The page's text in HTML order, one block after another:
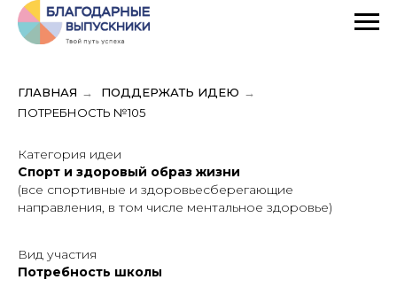
ГЛАВНАЯ → ПОДДЕРЖАТЬ ИДЕЮ →
ПОТРЕБНОСТЬ №105
Категория идеи
Спорт и здоровый образ жизни
(все спортивные и здоровьесберегающие
направления, в том числе ментальное здоровье)
Вид участия
Потребность школы